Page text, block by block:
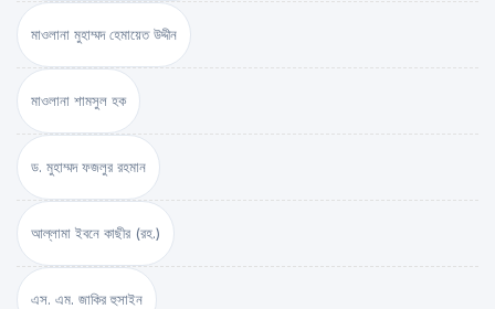
মাওলানা মুহাম্মদ হেমায়েত উদ্দীন
মাওলানা শামসুল হক
ড. মুহাম্মদ ফজলুর রহমান
আল্লামা ইবনে কাছীর (রহ.)
এস. এম. জাকির হুসাইন